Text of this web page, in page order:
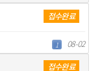
접수완료
1 08-02
접수완료